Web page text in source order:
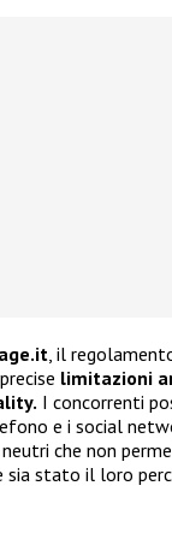
, il
limitazioni
I concorrenti
e i social
che non
sia stato il loro